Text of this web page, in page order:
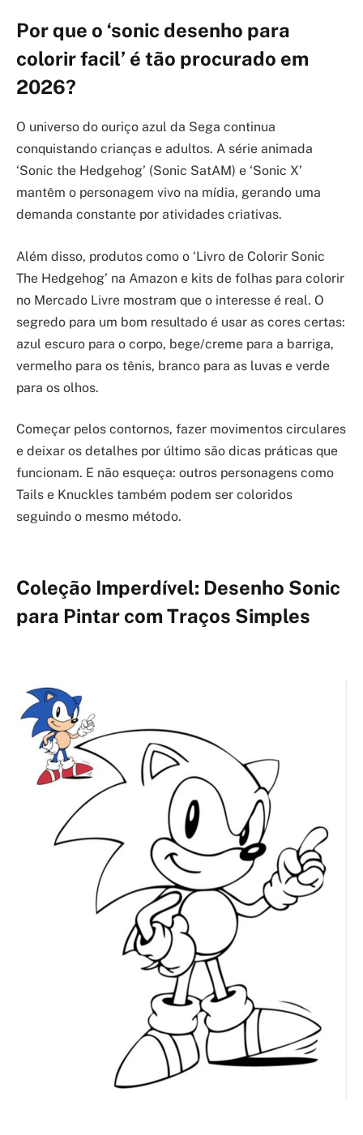
Por que o ‘sonic desenho para
colorir facil’ é tão procurado em
2026?
O universo do ouriço azul da Sega continua
conquistando crianças e adultos. A série animada
‘Sonic the Hedgehog’ (Sonic SatAM) e ‘Sonic X’
mantêm o personagem vivo na mídia, gerando uma
demanda constante por atividades criativas.
Além disso, produtos como o ‘Livro de Colorir Sonic
The Hedgehog’ na Amazon e kits de folhas para colorir
no Mercado Livre mostram que o interesse é real. O
segredo para um bom resultado é usar as cores certas:
azul escuro para o corpo, bege/creme para a barriga,
vermelho para os tênis, branco para as luvas e verde
para os olhos.
Começar pelos contornos, fazer movimentos circulares
e deixar os detalhes por último são dicas práticas que
funcionam. E não esqueça: outros personagens como
Tails e Knuckles também podem ser coloridos
seguindo o mesmo método.
Coleção Imperdível: Desenho Sonic
para Pintar com Traços Simples